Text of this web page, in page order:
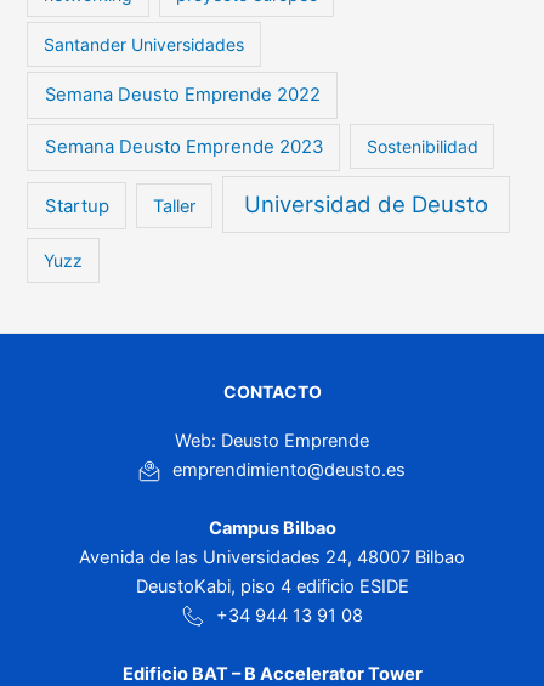
Santander Universidades
Semana Deusto Emprende 2022
Semana Deusto Emprende 2023 Sostenibilidad
Startup Taller Universidad de Deusto
Yuzz
CONTACTO
Web: Deusto Emprende
emprendimiento@deusto.es
Campus Bilbao
Avenida de las Universidades 24, 48007 Bilbao
DeustoKabi, piso 4 edificio ESIDE
+34 944 13 91 08
Edificio BAT – B Accelerator Tower